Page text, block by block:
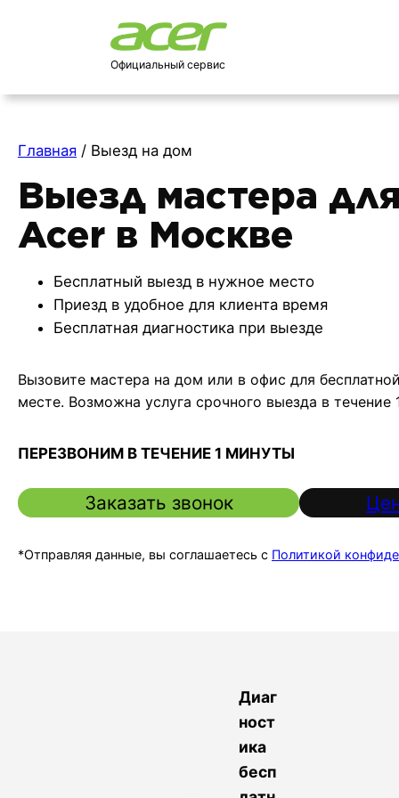
Официальный сервис
Главная / Выезд на дом
Выезд мастера
Acer в Москве
Бесплатный выезд в нужное место
Приезд в удобное для клиента время
Бесплатная диагностика при выезде
Вызовите мастера на дом или в офис для
месте. Возможна услуга срочного выезда в течение
ПЕРЕЗВОНИМ В ТЕЧЕНИЕ 1 МИНУТЫ
Заказать звонок
*Отправляя данные, вы соглашаетесь с Политикой
Диаг
ност
ика
бесп